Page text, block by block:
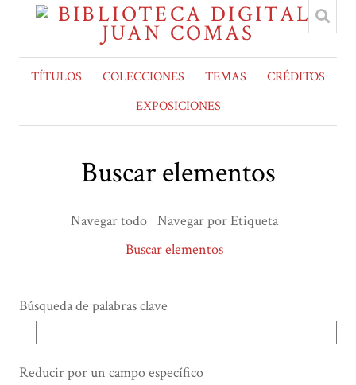
TÍTULOS COLECCIONES TEMAS
CRÉDITOS
EXPOSICIONES
Buscar elementos
Navegar todo Navegar por Etiqueta
Buscar elementos
Búsqueda de palabras clave
Reducir por un campo específico
Search Property
Tipo de búsqueda
Términos de búsqueda
Ensamblador de Búsqueda